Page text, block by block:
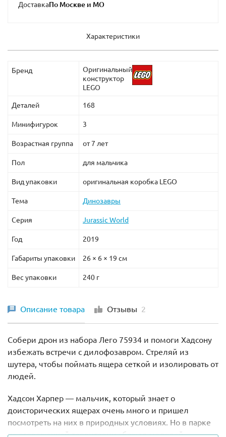
Доставка
Характеристики
Бренд
Оригинальный
конструктор
LEGO
Деталей 168
Минифигурок 3
Возрастная группа от 7 лет
Пол для мальчика
Вид упаковки оригинальная коробка LEGO
Тема Динозавры
Серия Jurassic World
Год 2019
Габариты упаковки 26 × 6 × 19 см
Вес упаковки 240 г
Описание товара Отзывы 2
Собери дрон из набора Лего 75934 и помоги Хадсону
избежать встречи с дилофозавром. Стреляй из
шутера, чтобы поймать ящера сеткой и изолировать от
людей.
Хадсон Харпер — мальчик, который знает о
доисторических ящерах очень много и пришел
посмотреть на них в природных условиях. Но в парке
из огороженной территории сбежал молодой